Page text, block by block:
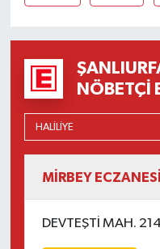
NÖBETÇI
MİRBEY ECZANESİ
DEVTEŞTİ MAH.